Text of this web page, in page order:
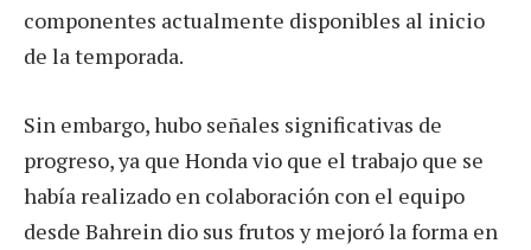
componentes actualmente disponibles al inicio
de la temporada.
Sin embargo, hubo señales significativas de
progreso, ya que Honda vio que el trabajo que se
había realizado en colaboración con el equipo
desde Bahrein dio sus frutos y mejoró la forma en